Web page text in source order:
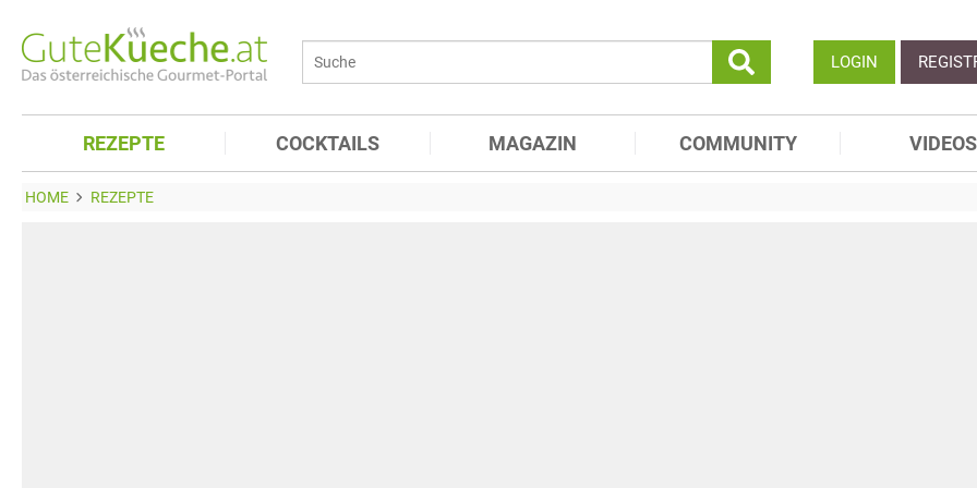
LOGIN
REZEPTE COCKTAILS MAGAZIN COMMUNITY VIDEOS
HOME REZEPTE